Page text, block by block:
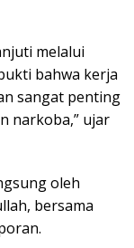
melalui
bahwa kerja
sangat penting
narkoba,” ujar
oleh
bersama